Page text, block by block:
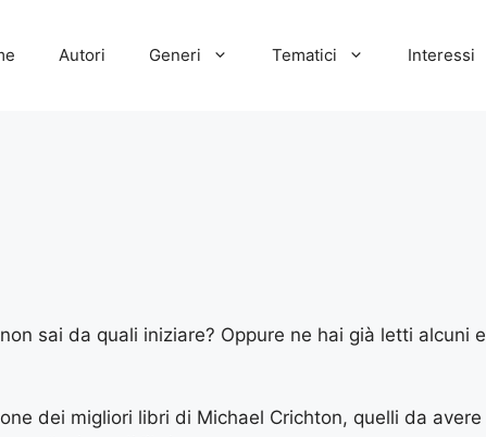
Autori Generi Tematici Interessi
sai da quali iniziare? Oppure ne hai già letti alcuni e
dei migliori libri di Michael Crichton, quelli da avere